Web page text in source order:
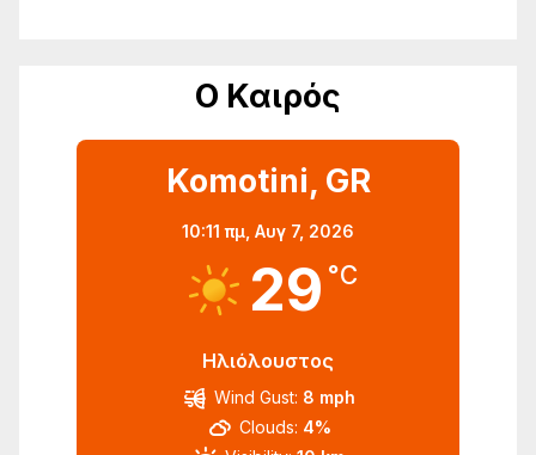
Ο Καιρός
Komotini, GR
10:11 πμ, Αυγ 7, 2026
29 °C
Ηλιόλουστος
Wind Gust: 8 mph
Clouds: 4%